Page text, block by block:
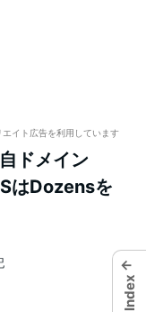
エイト広告を利用しています
ドメイン
はDozensを
←
Index